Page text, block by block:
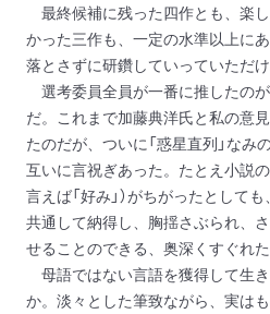
最終候補に残った四作とも、楽
かった三作も、一定の水準以上に
落とさずに研鑽していっていただけ
選考委員全員が一番に推したのが
だ。これまで加藤典洋氏と私の意
たのだが、ついに「惑星直列」なみ
互いに言祝ぎあった。たとえ小説
言えば「好み」）がちがったとして
共通して納得し、胸揺さぶられ、
せることのできる、奥深くすぐれた
母語ではない言語を獲得して生
か。淡々とした筆致ながら、実は